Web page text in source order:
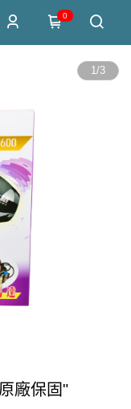
0
1/3
廠保固"